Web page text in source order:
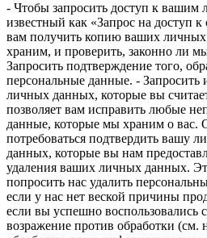
- Чтобы запросить доступ к
известный как «Запрос на доступ к
вам получить копию ваших
храним, и проверить, законно ли
Запросить подтверждение того,
персональные данные. - Запросить
личных данных, которые вы
позволяет вам исправить любые
данные, которые мы храним о вас.
потребоваться подтвердить вашу
данных, которые вы нам
удаления ваших личных данных.
попросить нас удалить
если у нас нет веской причины
если вы успешно воспользовались
возражение против обработки